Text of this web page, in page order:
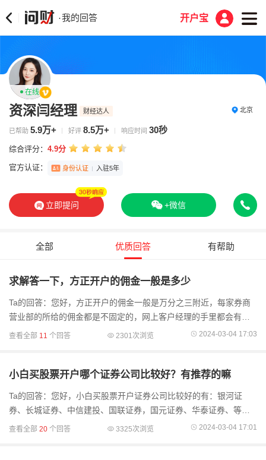
·我的回答 开户宝
在线
资深闫经理 财经达人 北京
已帮助 5.9万+ 好评 8.5万+ 响应时间 30秒
综合评分： 4.9分
官方认证： 身份认证 入驻5年
立即提问 +微信
全部 优质回答 有帮助
求解答一下，方正开户的佣金一般是多少
Ta的回答：您好，方正开户的佣金一般是万分之三附近，每家券商
营业部的所给的佣金都是不固定的，网上客户经理的手里都会有一
定的比较低佣金的渠道。现在开户都是免费在线办理的，开户需要
查看全部 11 个回答 2301次浏览 2024-03-04 17:03
小白买股票开户哪个证券公司比较好？有推荐的嘛
Ta的回答：您好，小白买股票开户证券公司比较好的有：银河证
券、长城证券、中信建投、国联证券，国元证券、华泰证券、等等
股票可以在网上开户，开户特别方便，银行卡和本人身份证都是开
查看全部 20 个回答 3325次浏览 2024-03-04 17:01